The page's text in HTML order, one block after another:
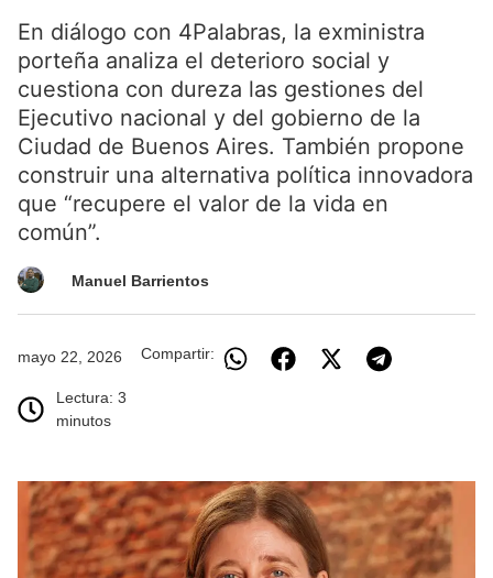
En diálogo con 4Palabras, la exministra
porteña analiza el deterioro social y
cuestiona con dureza las gestiones del
Ejecutivo nacional y del gobierno de la
Ciudad de Buenos Aires. También propone
construir una alternativa política innovadora
que “recupere el valor de la vida en
común”.
Manuel Barrientos
mayo 22, 2026
Lectura: 3
minutos
Compartir: